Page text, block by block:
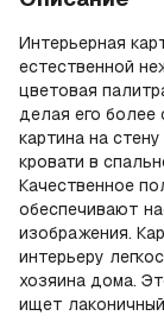
Интерьерная
естественной
цветовая
делая его более
картина на
кровати в
Качественное
обеспечивают
изображения.
интерьеру
хозяина дома.
ищет